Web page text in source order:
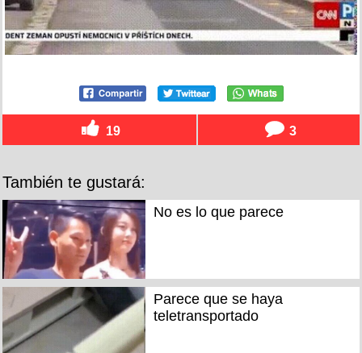
19 3
También te gustará:
No es lo que parece
Parece que se haya
teletransportado